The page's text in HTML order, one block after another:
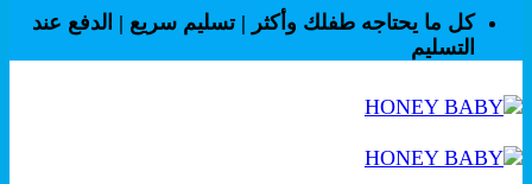
كل ما يحتاجه طفلك وأكثر | تسليم سريع | الدفع عند
التسليم